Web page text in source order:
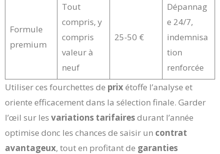
Formule
premium
Tout
compris, y
compris
valeur à
neuf
25-50 €
Dépannag
e 24/7,
indemnisa
tion
renforcée
Utiliser ces fourchettes de prixétoffe l’analyse et
oriente efficacement dans la sélection finale. Garder
l’œil sur les variations tarifairesdurant l’année
optimise donc les chances de saisir un contrat
avantageux, tout en profitant de garanties